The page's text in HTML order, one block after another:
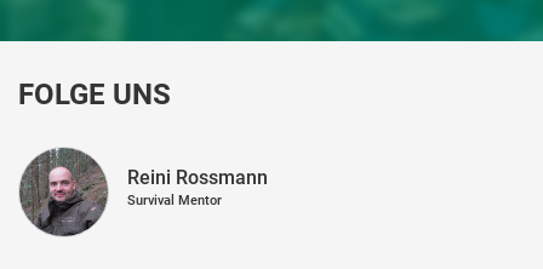
FOLGE UNS
Reini Rossmann
Survival Mentor